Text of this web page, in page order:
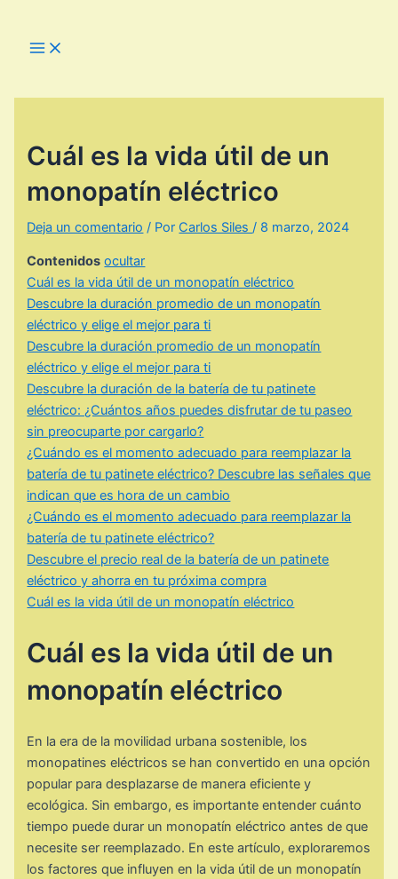
Main
Menu
Cuál es la vida útil de un
monopatín eléctrico
Deja un comentario / Por Carlos Siles/ 8 marzo, 2024
Contenidos ocultar
Cuál es la vida útil de un monopatín eléctrico
Descubre la duración promedio de un monopatín
eléctrico y elige el mejor para ti
Descubre la duración promedio de un monopatín
eléctrico y elige el mejor para ti
Descubre la duración de la batería de tu patinete
eléctrico: ¿Cuántos años puedes disfrutar de tu paseo
sin preocuparte por cargarlo?
¿Cuándo es el momento adecuado para reemplazar la
batería de tu patinete eléctrico? Descubre las señales que
indican que es hora de un cambio
¿Cuándo es el momento adecuado para reemplazar la
batería de tu patinete eléctrico?
Descubre el precio real de la batería de un patinete
eléctrico y ahorra en tu próxima compra
Cuál es la vida útil de un monopatín eléctrico
Cuál es la vida útil de un
monopatín eléctrico
En la era de la movilidad urbana sostenible, los
monopatines eléctricos se han convertido en una opción
popular para desplazarse de manera eficiente y
ecológica. Sin embargo, es importante entender cuánto
tiempo puede durar un monopatín eléctrico antes de que
necesite ser reemplazado. En este artículo, exploraremos
los factores que influyen en la vida útil de un monopatín